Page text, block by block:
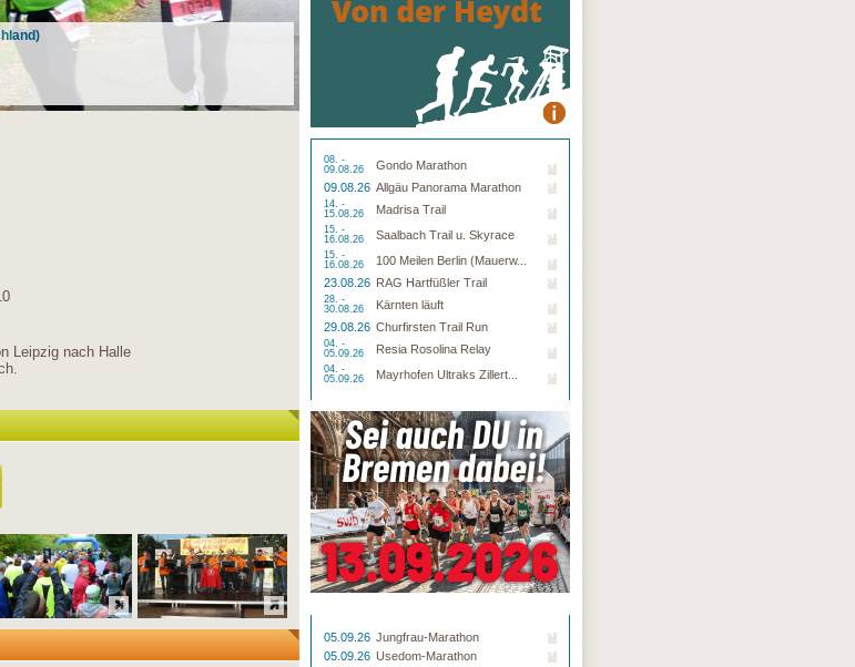
Leipzig nach Halle
08. -
09.08.26
Gondo Marathon
09.08.26 Allgäu Panorama Marathon
14. -
15.08.26
Madrisa Trail
15. -
16.08.26
Saalbach Trail u. Skyrace
15. -
16.08.26
100 Meilen Berlin (Mauerw...
23.08.26 RAG Hartfüßler Trail
28. -
30.08.26
Kärnten läuft
29.08.26 Churfirsten Trail Run
04. -
05.09.26
Resia Rosolina Relay
04. -
05.09.26
Mayrhofen Ultraks Zillert...
05.09.26 Jungfrau-Marathon
05.09.26 Usedom-Marathon